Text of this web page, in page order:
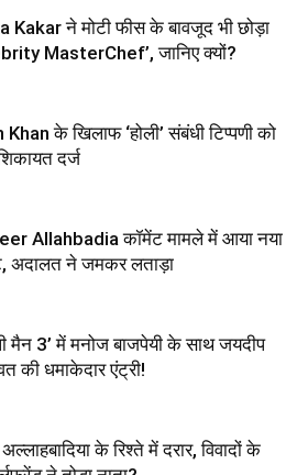
Kakar ने मोटी फीस के बावजूद भी छोड़ा
MasterChef’, जानिए क्यों?
Khan के खिलाफ ‘होली’ संबंधी टिप्पणी को
दर्ज
Allahbadia कॉमेंट मामले में आया नया
अदालत ने जमकर लताड़ा
मैन 3’ में मनोज बाजपेयी के साथ जयदीप
की धमाकेदार एंट्री!
के रिश्ते में दरार, विवादों के